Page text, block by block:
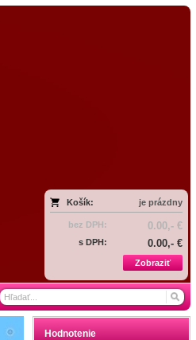
Košík: je prázdny
bez DPH: 0.00,- €
s DPH: 0.00,- €
Zobraziť
Hodnotenie